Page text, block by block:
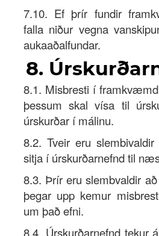
7.10. Ef þrír fundir
falla niður vegna
aukaaðalfundar.
8.
8.1. Misbresti í
þessum skal vísa til
úrskurðar í málinu.
8.2. Tveir eru
sitja í úrskurðarnefnd til
8.3. Þrír eru slembvaldir
þegar upp kemur
um það efni.
8.4. Úrskurðarnefnd tekur